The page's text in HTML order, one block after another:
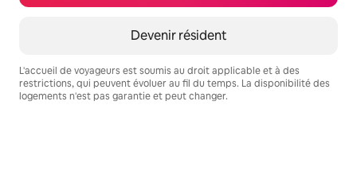
Devenir résident
L'accueil de voyageurs est soumis au droit applicable et à des
restrictions, qui peuvent évoluer au fil du temps. La disponibilité des
logements n'est pas garantie et peut changer.